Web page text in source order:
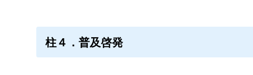
柱４．普及啓発